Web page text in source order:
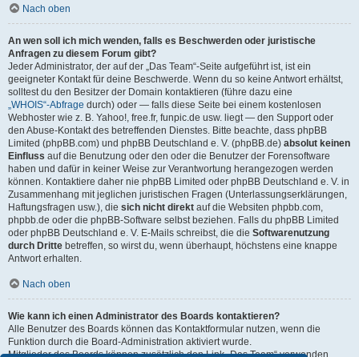
Nach oben
An wen soll ich mich wenden, falls es Beschwerden oder juristische
Anfragen zu diesem Forum gibt?
Jeder Administrator, der auf der „Das Team“-Seite aufgeführt ist, ist ein
geeigneter Kontakt für deine Beschwerde. Wenn du so keine Antwort erhältst,
solltest du den Besitzer der Domain kontaktieren (führe dazu eine
„WHOIS“-Abfrage durch) oder — falls diese Seite bei einem kostenlosen
Webhoster wie z. B. Yahoo!, free.fr, funpic.de usw. liegt — den Support oder
den Abuse-Kontakt des betreffenden Dienstes. Bitte beachte, dass phpBB
Limited (phpBB.com) und phpBB Deutschland e. V. (phpBB.de) absolut keinen
Einfluss auf die Benutzung oder den oder die Benutzer der Forensoftware
haben und dafür in keiner Weise zur Verantwortung herangezogen werden
können. Kontaktiere daher nie phpBB Limited oder phpBB Deutschland e. V. in
Zusammenhang mit jeglichen juristischen Fragen (Unterlassungserklärungen,
Haftungsfragen usw.), die sich nicht direkt auf die Websiten phpbb.com,
phpbb.de oder die phpBB-Software selbst beziehen. Falls du phpBB Limited
oder phpBB Deutschland e. V. E-Mails schreibst, die die Softwarenutzung
durch Dritte betreffen, so wirst du, wenn überhaupt, höchstens eine knappe
Antwort erhalten.
Nach oben
Wie kann ich einen Administrator des Boards kontaktieren?
Alle Benutzer des Boards können das Kontaktformular nutzen, wenn die
Funktion durch die Board-Administration aktiviert wurde.
Mitglieder des Boards können zusätzlich den Link „Das Team“ verwenden.